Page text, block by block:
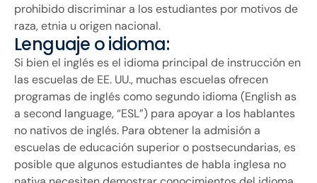
prohibido discriminar a los estudiantes por motivos de
raza, etnia u origen nacional.
Lenguaje o idioma:
Si bien el inglés es el idioma principal de instrucción en
las escuelas de EE. UU., muchas escuelas ofrecen
programas de inglés como segundo idioma (English as
a second language, “ESL”) para apoyar a los hablantes
no nativos de inglés. Para obtener la admisión a
escuelas de educación superior o postsecundarias, es
posible que algunos estudiantes de habla inglesa no